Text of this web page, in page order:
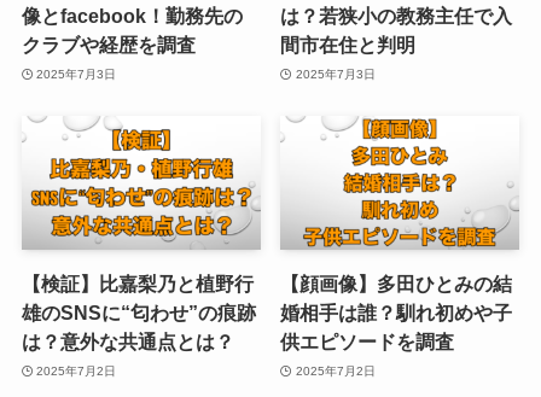
像とfacebook！勤務先の
クラブや経歴を調査
2025年7月3日
は？若狭小の教務主任で入
間市在住と判明
2025年7月3日
【検証】比嘉梨乃と植野行
雄のSNSに“匂わせ”の痕跡
は？意外な共通点とは？
2025年7月2日
【顔画像】多田ひとみの結
婚相手は誰？馴れ初めや子
供エピソードを調査
2025年7月2日